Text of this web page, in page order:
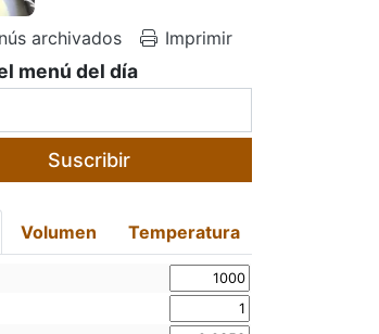
archivados Imprimir
menú del día
Suscribir
Volumen Temperatura